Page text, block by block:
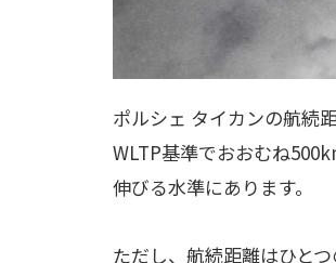
ポルシェ タイカンの航続
WLTP基準でおおむね
伸びる水準にあります。
ただし、航続距離はひと